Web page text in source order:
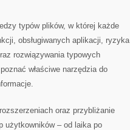
KROKU
AKTUALNOŚCI
IT
typów plików, w której każde
obsługiwanych aplikacji, ryzyka
rozwiązywania typowych
właściwe narzędzia do
oraz przybliżanie
użytkowników – od laika po